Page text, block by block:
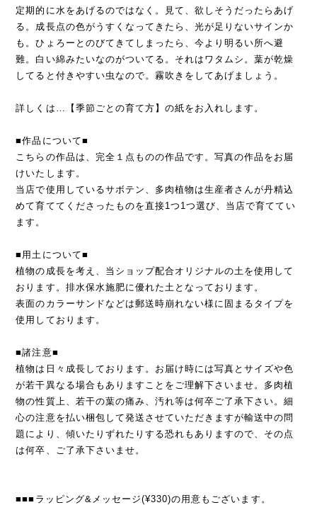
定期的に水をあげるのではなく。見て、欲しそうだったらあげ
る。成長点の色がうすくなってきたら、光が足りないサインか
も。ひょろーとのびてきてしまったら、今より明るい所へ避
難。白い綿みたいなのがついてる。それはワタムシ。葉が乾燥
してると付きやすい虫なので。霧吹きをしてあげましょう。
詳しくは…【季節ごとの育て方】の紙をお入れします。
■作品について■
こちらの作品は、完全１点ものの作品です。写真の作品をお届
けいたします。
当店で使用しているサボテン、多肉植物は生産者さんが丹精込
めて育ててくださったものを直接1つ1つ選び、当店で育ててい
ます。
■用土について■
植物の成長を考え、当ショップ配合オリジナルの土を使用して
おります。排水保水施肥に優れた土となっております。
表面のカラーサンドなどは郵送時崩れない様に固まるタイプを
使用しております。
■諸注意■
植物は日々成長しております。お届け時には写真とサイズや色
が若干異なる場合もありますことをご理解下さいませ。多肉植
物の性質上、若干の葉の痛み、汚れ等は何卒ご了承下さい。細
心の注意を払い梱包して発送させていただきますが輸送中の問
題により、傾いたりずれたりする恐れもありますので、その点
は何卒、ご了承下さいませ。
■■■ラッピング&メッセージ(¥330)の用意もございます。